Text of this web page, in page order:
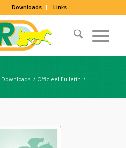
Downloads Links
Downloads / Officieel Bulletin /